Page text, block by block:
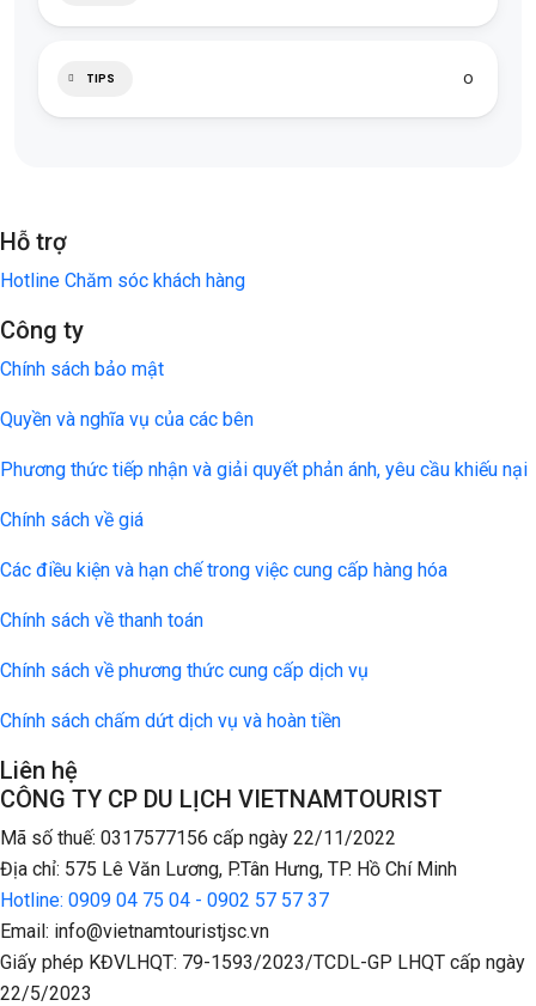
TIPS 0
Hỗ trợ
Hotline Chăm sóc khách hàng
Công ty
Chính sách bảo mật
Quyền và nghĩa vụ của các bên
Phương thức tiếp nhận và giải quyết phản ánh, yêu cầu khiếu nại
Chính sách về giá
Các điều kiện và hạn chế trong việc cung cấp hàng hóa
Chính sách về thanh toán
Chính sách về phương thức cung cấp dịch vụ
Chính sách chấm dứt dịch vụ và hoàn tiền
Liên hệ
CÔNG TY CP DU LỊCH VIETNAMTOURIST
Mã số thuế: 0317577156 cấp ngày 22/11/2022
Địa chỉ: 575 Lê Văn Lương, P.Tân Hưng, TP. Hồ Chí Minh
Hotline: 0909 04 75 04 - 0902 57 57 37
Email: info@vietnamtouristjsc.vn
Giấy phép KĐVLHQT: 79-1593/2023/TCDL-GP LHQT cấp ngày
22/5/2023